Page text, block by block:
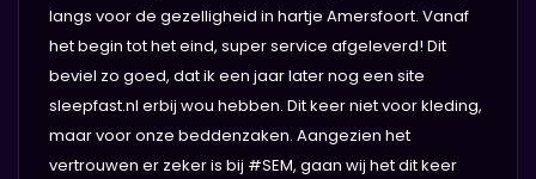
langs voor de gezelligheid in hartje Amersfoort. Vanaf
het begin tot het eind, super service afgeleverd! Dit
beviel zo goed, dat ik een jaar later nog een site
sleepfast.nl erbij wou hebben. Dit keer niet voor kleding,
maar voor onze beddenzaken. Aangezien het
vertrouwen er zeker is bij #SEM, gaan wij het dit keer